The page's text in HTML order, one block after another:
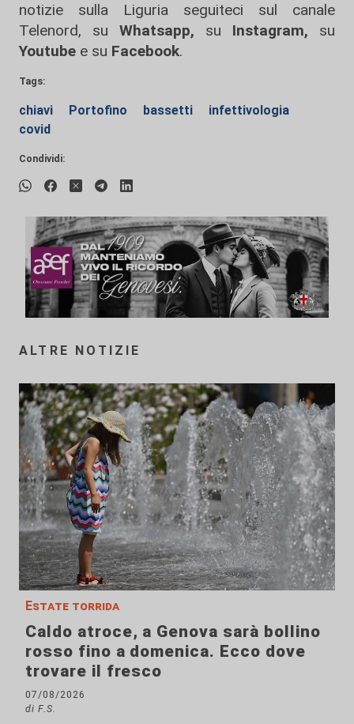
notizie sulla Liguria seguiteci sul canale
Telenord, su
Whatsapp, su Instagram, su
Youtube e su Facebook.
Tags:
chiavi Portofino bassetti
infettivologia
covid
Condividi:
ALTRE NOTIZIE
Estate torrida
Caldo atroce, a Genova sarà bollino
rosso fino a domenica. Ecco dove
trovare il fresco
07/08/2026
di F.S.